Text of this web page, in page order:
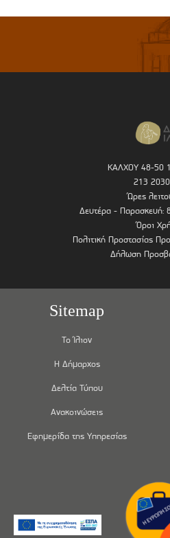
ΚΑΛΧΟΥ 48-50
213
Ώρες
Δευτέρα - Παρασκευή:
Όροι
Πολιτική Προστασίας
Δήλωση
Sitemap
Το Ίλιον
Η Δήμαρχος
Δελτία Τύπου
Ανακοινώσεις
Εφημερίδα της Υπηρεσίας